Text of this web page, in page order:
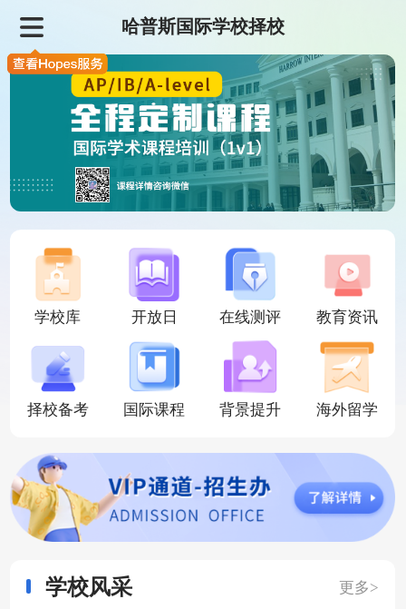
哈普斯国际学校择校
学校库 开放日 在线测评 教育资讯
择校备考 国际课程 背景提升 海外留学
学校风采 更多>